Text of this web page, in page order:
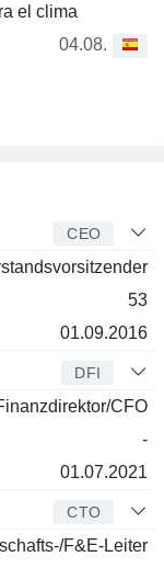
el clima
04.08.
CEO
53
01.09.2016
DFI
CFO
-
01.07.2021
CTO
F&E-Leiter